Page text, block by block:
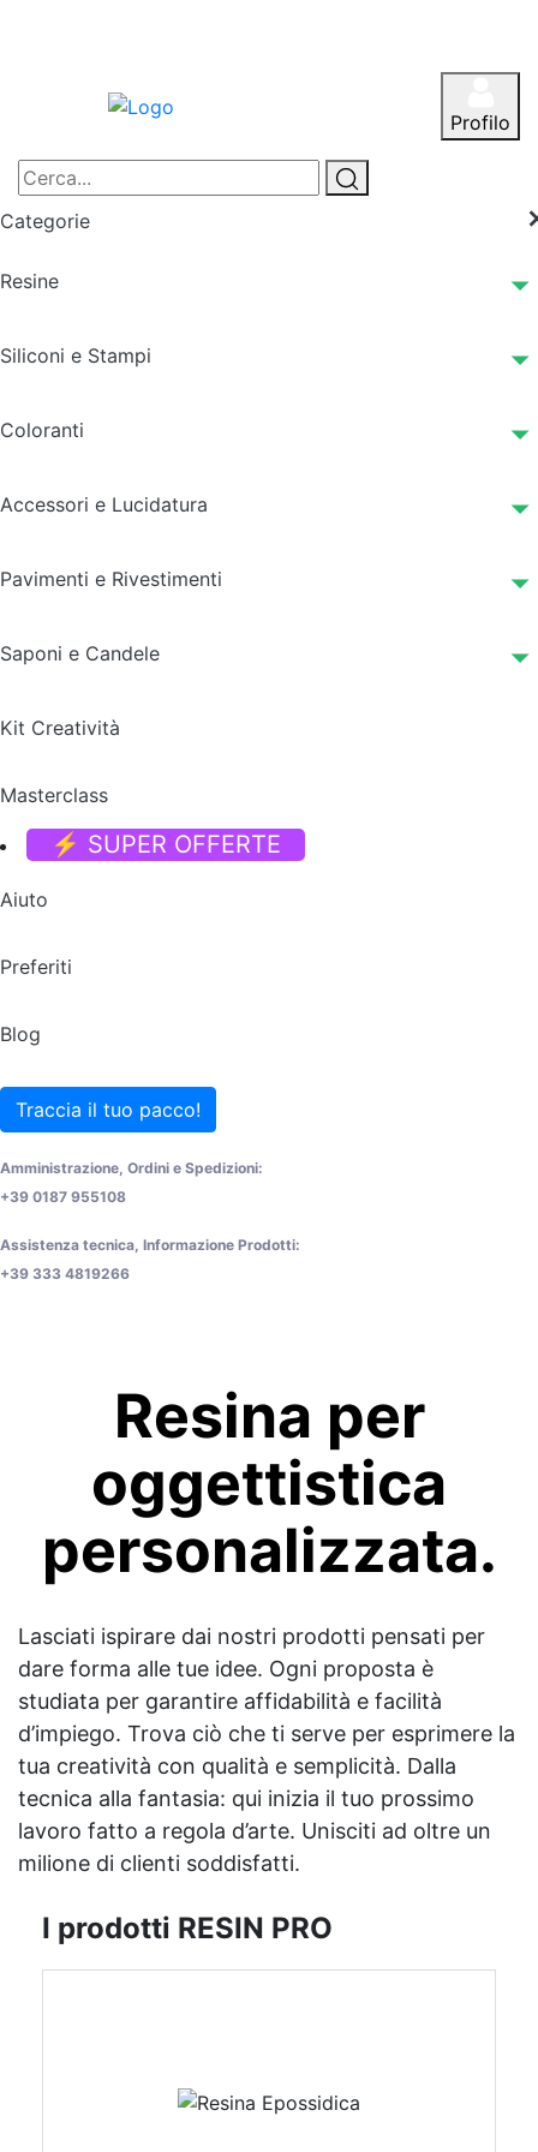
Profilo
Categorie
Resine
Siliconi e Stampi
Coloranti
Accessori e Lucidatura
Pavimenti e Rivestimenti
Saponi e Candele
Kit Creatività
Masterclass
⚡ SUPER OFFERTE
Aiuto
Preferiti
Blog
Traccia il tuo pacco!
Amministrazione, Ordini e Spedizioni:
+39 0187 955108
Assistenza tecnica, Informazione Prodotti:
+39 333 4819266
Resina per
oggettistica
personalizzata.
Lasciati ispirare dai nostri prodotti pensati per
dare forma alle tue idee. Ogni proposta è
studiata per garantire affidabilità e facilità
d’impiego. Trova ciò che ti serve per esprimere la
tua creatività con qualità e semplicità. Dalla
tecnica alla fantasia: qui inizia il tuo prossimo
lavoro fatto a regola d’arte. Unisciti ad oltre un
milione di clienti soddisfatti.
I prodotti RESIN PRO